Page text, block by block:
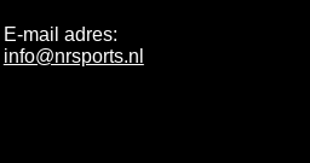
E-mail adres:
info@nrsports.nl